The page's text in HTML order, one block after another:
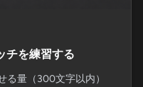
チを練習する
る量（300文字以内）